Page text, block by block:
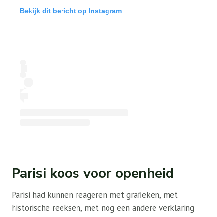
Bekijk dit bericht op Instagram
Parisi koos voor openheid
Parisi had kunnen reageren met grafieken, met
historische reeksen, met nog een andere verklaring